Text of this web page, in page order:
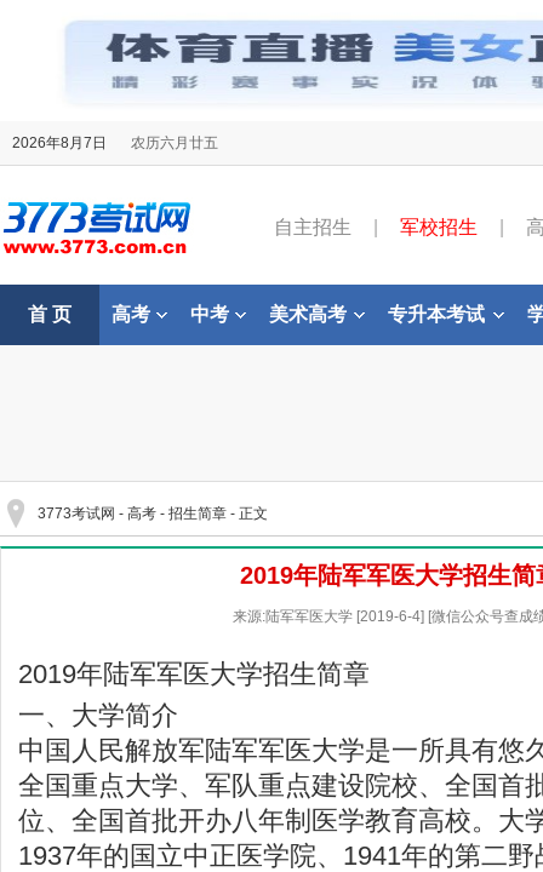
2026年8月7日 农历六月廿五
自主招生 军校招生
首 页 高考 中考 美术高考 专升本考试
3773考试网 - 高考 - 招生简章 - 正文
2019年陆军军医大学招生简
来源:陆军军医大学 [2019-6-4] [微信公众号查成
2019年陆军军医大学招生简章
一、大学简介
中国人民解放军陆军军医大学是一所具有悠
全国重点大学、军队重点建设院校、全国首
位、全国首批开办八年制医学教育高校。大
1937年的国立中正医学院、1941年的第二